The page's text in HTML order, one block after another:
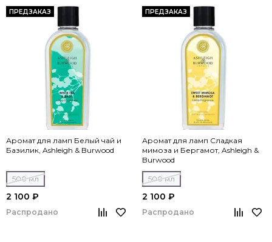
ПРЕДЗАКАЗ
Аромат для ламп Белый чай и
Базилик, Ashleigh & Burwood
500 мл
2 100 ₽
Распродано
ПРЕДЗАКАЗ
Аромат для ламп Сладкая
мимоза и Бергамот, Ashleigh &
Burwood
500 мл
2 100 ₽
Распродано